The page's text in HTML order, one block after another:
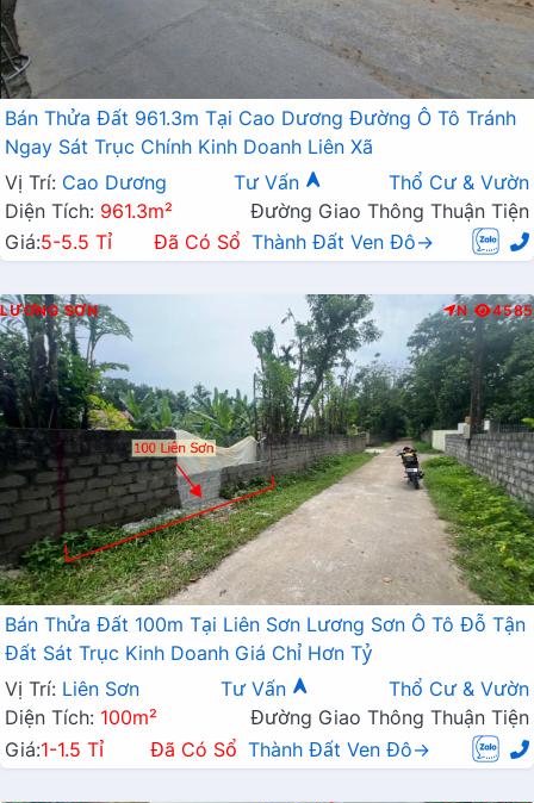
Bán Thửa Đất 961.3m Tại Cao Dương Đường Ô Tô Tránh
Ngay Sát Trục Chính Kinh Doanh Liên Xã
Vị Trí: Cao Dương Tư Vấn
Thổ Cư & Vườn
Diện Tích: 961.3m²
Đường Giao Thông Thuận Tiện
Giá:5-5.5 Tỉ Đã Có Sổ Thành Đất Ven Đô→
LƯƠNG SƠN N 4585
Bán Thửa Đất 100m Tại Liên Sơn Lương Sơn Ô Tô Đỗ Tận
Đất Sát Trục Kinh Doanh Giá Chỉ Hơn Tỷ
Vị Trí: Liên Sơn Tư Vấn
Thổ Cư & Vườn
Diện Tích: 100m²
Đường Giao Thông Thuận Tiện
Giá:1-1.5 Tỉ Đã Có Sổ Thành Đất Ven Đô→